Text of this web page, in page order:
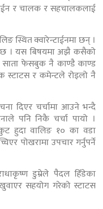
र चालक र सहचालकलाई
स्थित क्वारेन्टाईनमा छन् ।
छ । यस बिषयमा अझै कसैको
फेसबुक नै काण्डै काण्ड
स्टाटस र कमेन्टले रोइलो नै
दिएर चर्चामा आउने भन्दै
पनि निकै चर्चा पायो ।
हुदा वालिङ १० का वडा
पोखरामा उपचार गर्नुपर्ने
डुम्रेले पैदल हिँडेका
सहयोग गरेको स्टाटस